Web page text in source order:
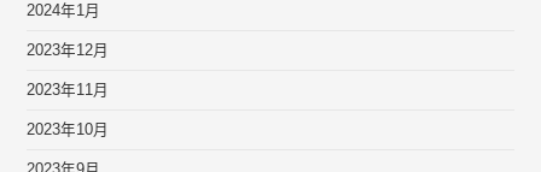
2024年1月
2023年12月
2023年11月
2023年10月